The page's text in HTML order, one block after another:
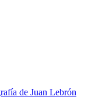
de Juan Lebrón